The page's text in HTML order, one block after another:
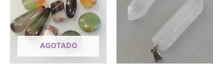
AGOTADO